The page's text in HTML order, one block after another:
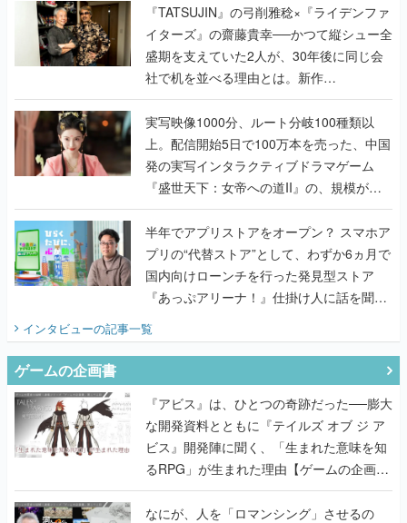
く
『TATSUJIN』の弓削雅稔×『ライデンファ
イターズ』の齋藤貴幸──かつて縦シュー全
盛期を支えていた2人が、30年後に同じ会
社で机を並べる理由とは。新作
『TATSUJIN EXTREME』で初タッグを組
んだレジェンド2人に訊く開発秘話
実写映像1000分、ルート分岐100種類以
上。配信開始5日で100万本を売った、中国
発の実写インタラクティブドラマゲーム
『盛世天下：女帝への道II』の、規模が違
うこだわりをプロデューサーに聞いた
半年でアプリストアをオープン？ スマホア
プリの“代替ストア”として、わずか6ヵ月で
国内向けローンチを行った発見型ストア
『あっぷアリーナ！』仕掛け人に話を聞い
インタビューの記事一覧
ゲームの企画書
『アビス』は、ひとつの奇跡だった──膨大
な開発資料とともに『テイルズ オブ ジ ア
ビス』開発陣に聞く、「生まれた意味を知
るRPG」が生まれた理由【ゲームの企画
書】
なにが、人を「ロマンシング」させるの